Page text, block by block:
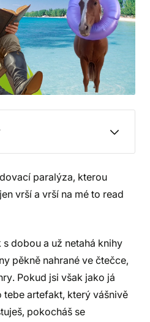
paralýza, kterou
vrší a vrší na mé to read
dobou a už netahá knihy
pěkně nahrané ve čtečce,
Pokud jsi však jako já
tebe artefakt, který vášnivě
pokocháš se